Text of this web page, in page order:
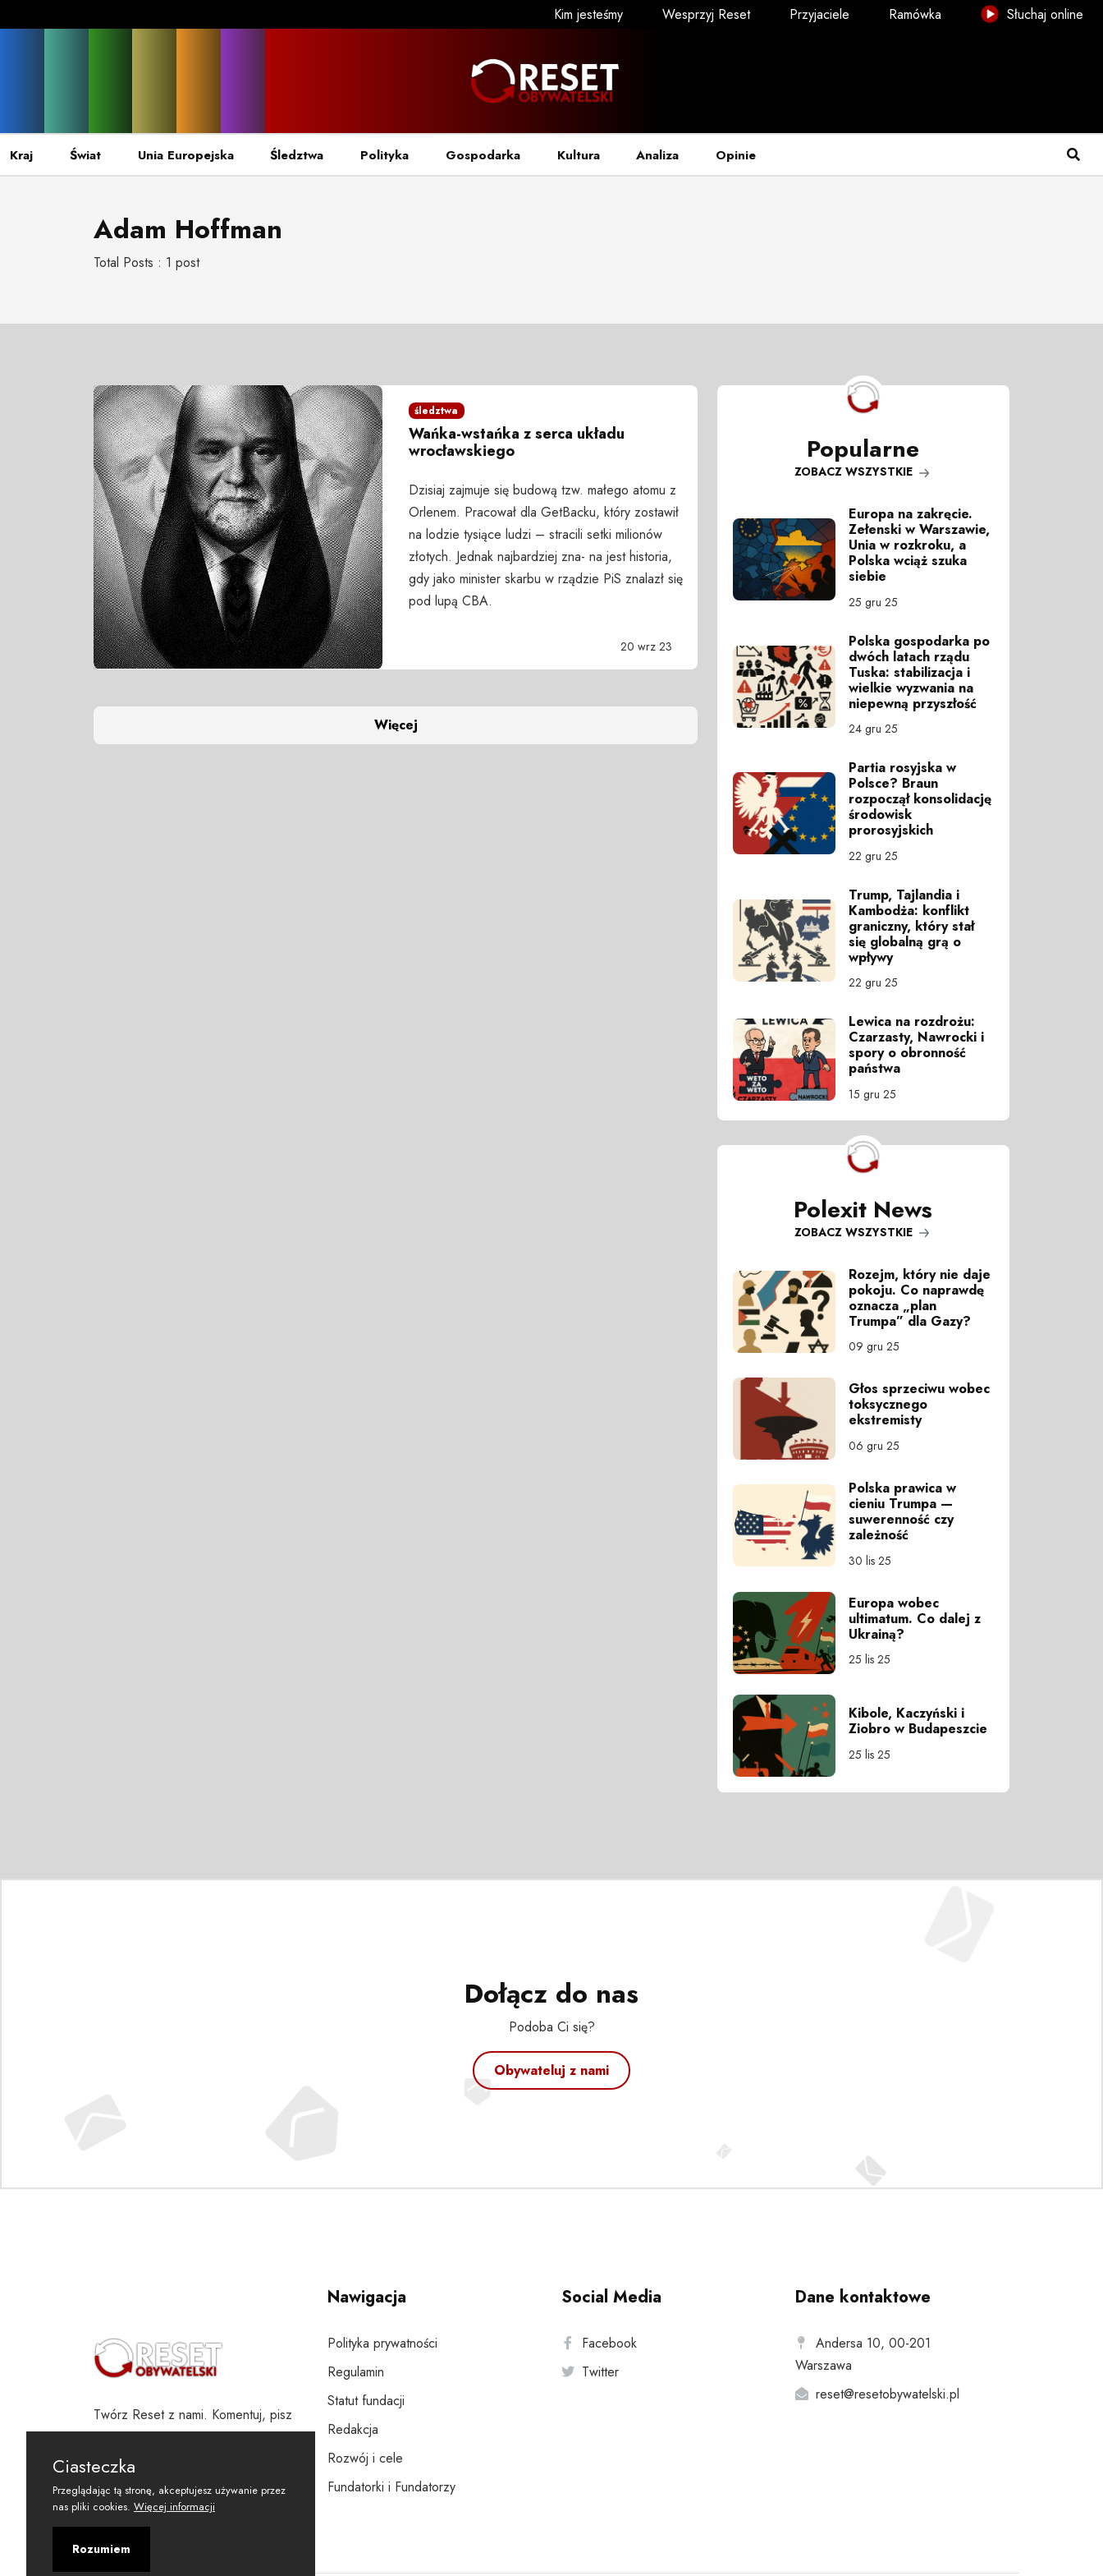
Kim jesteśmy Wesprzyj Reset Przyjaciele Ramówka Słuchaj online
Kraj Świat Unia Europejska Śledztwa Polityka Gospodarka Kultura Analiza Opinie
Adam Hoffman
Total Posts : 1 post
śledztwa
Wańka-wstańka z serca układu
wrocławskiego
Dzisiaj zajmuje się budową tzw. małego atomu z
Orlenem. Pracował dla GetBacku, który zostawił
na lodzie tysiące ludzi – stracili setki milionów
złotych. Jednak najbardziej zna- na jest historia,
gdy jako minister skarbu w rządzie PiS znalazł się
pod lupą CBA.
20 wrz 23
Więcej
Popularne
ZOBACZ WSZYSTKIE
Europa na zakręcie.
Zełenski w Warszawie,
Unia w rozkroku, a
Polska wciąż szuka
siebie
25 gru 25
Polska gospodarka po
dwóch latach rządu
Tuska: stabilizacja i
wielkie wyzwania na
niepewną przyszłość
24 gru 25
Partia rosyjska w
Polsce? Braun
rozpoczął konsolidację
środowisk
prorosyjskich
22 gru 25
Trump, Tajlandia i
Kambodża: konflikt
graniczny, który stał
się globalną grą o
wpływy
22 gru 25
Lewica na rozdrożu:
Czarzasty, Nawrocki i
spory o obronność
państwa
15 gru 25
Polexit News
ZOBACZ WSZYSTKIE
Rozejm, który nie daje
pokoju. Co naprawdę
oznacza „plan
Trumpa” dla Gazy?
09 gru 25
Głos sprzeciwu wobec
toksycznego
ekstremisty
06 gru 25
Polska prawica w
cieniu Trumpa —
suwerenność czy
zależność
30 lis 25
Europa wobec
ultimatum. Co dalej z
Ukrainą?
25 lis 25
Kibole, Kaczyński i
Ziobro w Budapeszcie
25 lis 25
Dołącz do nas
Podoba Ci się?
Obywateluj z nami
Twórz Reset z nami. Komentuj, pisz
i wspieraj
Nawigacja
Polityka prywatności
Regulamin
Statut fundacji
Redakcja
Rozwój i cele
Fundatorki i Fundatorzy
Social Media
Facebook
Twitter
Dane kontaktowe
Andersa 10, 00-201
Warszawa
reset@resetobywatelski.pl
Ciasteczka
Przeglądając tą stronę, akceptujesz używanie przez
nas pliki cookies. Więcej informacji
Rozumiem